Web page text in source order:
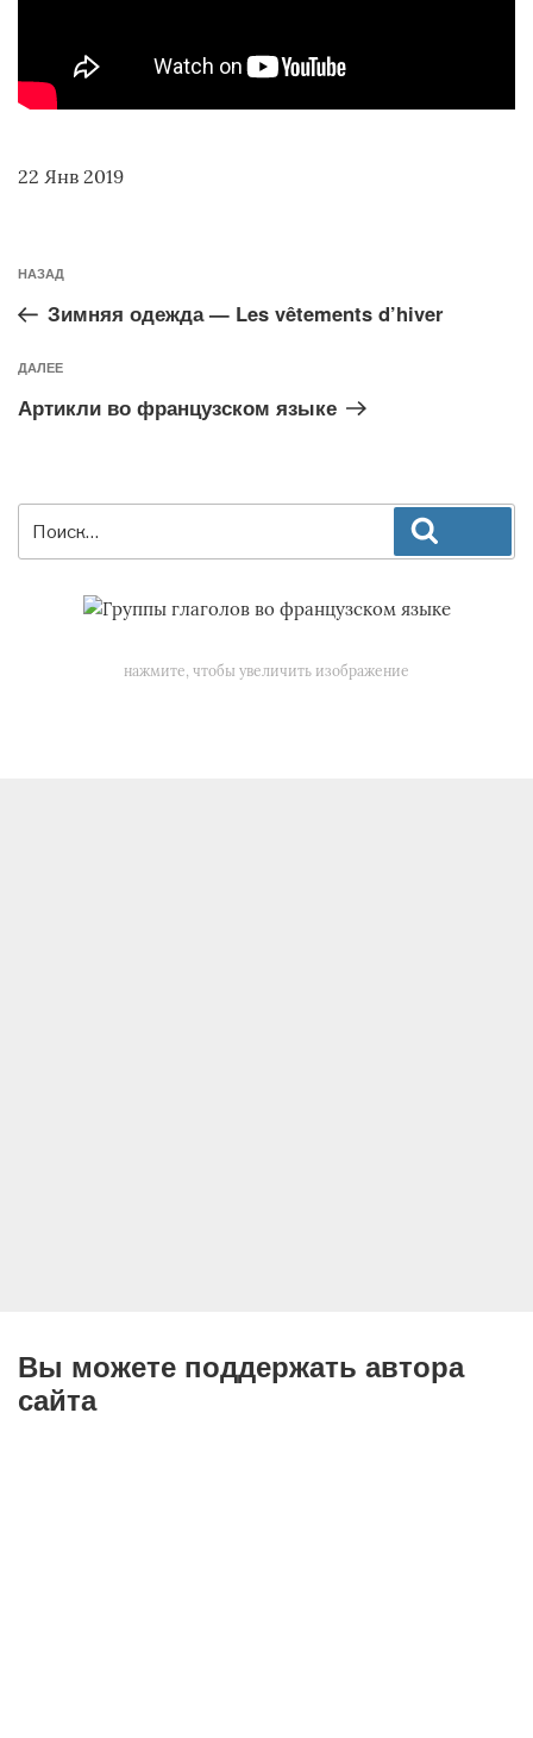
22 Янв 2019
Предыдущая
запись:
НАЗАД
Зимняя одежда — Les vêtements d’hiver
Следующая
запись
ДАЛЕЕ
Артикли во французском языке
нажмите, чтобы увеличить изображение
Вы можете поддержать автора
сайта